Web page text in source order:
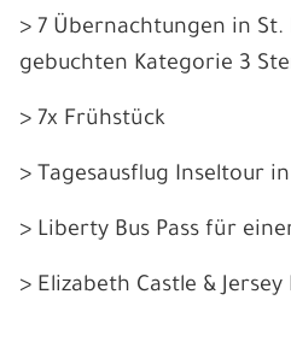
> 7 Übernachtungen in
gebuchten Kategorie 3
> 7x Frühstück
> Tagesausflug Inseltour
> Liberty Bus Pass für
> Elizabeth Castle &